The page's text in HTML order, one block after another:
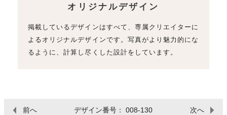
オリジナルデザイン
掲載しているデザインはすべて、専属クリエイターに
よるオリジナルデザインです。写真がより魅力的にな
るように、計算し尽くした設計をしています。
前へ デザイン番号： 008-130 次へ